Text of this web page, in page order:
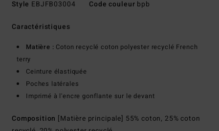
Style EBJFB03004 Code couleur bpb
Caractéristiques
Matière : Coton recyclé coton polyester recyclé French
terry
Ceinture élastiquée
Poches latérales
Imprimé à l'encre gonflante sur le devant
Composition [Matière principale] 55% coton, 25% coton